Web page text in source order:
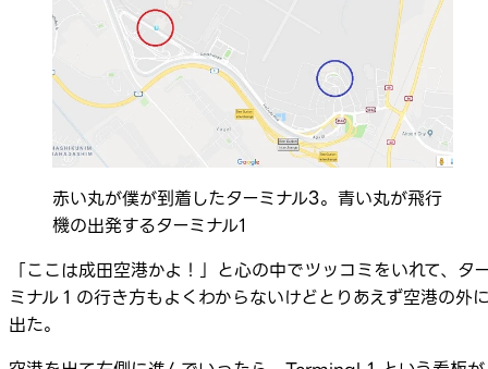
赤い丸が僕が到着したターミナル3。青い丸が飛行
機の出発するターミナル1
「ここは成田空港かよ！」と心の中でツッコミをいれて、タ
ミナル１の行き方もよくわからないけどとりあえず空港の外
出た。